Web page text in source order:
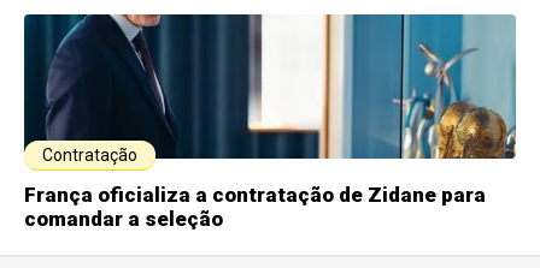
Contratação
França oficializa a contratação de Zidane para
comandar a seleção